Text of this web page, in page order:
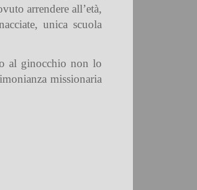
arrendere all’età,
unica scuola
al ginocchio non lo
missionaria